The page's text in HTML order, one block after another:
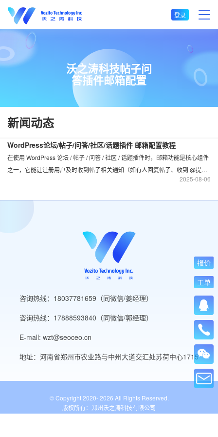
登录
沃之涛科技帖子问
答插件邮箱配置
新闻动态
08-06
2025
WordPress论坛/帖子/问答/社区/话题插件 邮箱配置教程
在使用 WordPress 论坛 / 帖子 / 问答 / 社区 / 话题插件时，邮箱功能是核心组件
之一，它能让注册用户及时收到帖子相关通知（如有人回复帖子、收到 @提醒
等）。需要注意的是，该功能仅对已授权的插件开放，未授权用户需先完成授
咨询热线：18037781659（同微信/姜经理）
咨询热线：17888593840（同微信/郭经理）
E-mall: wzt@seoceo.cn
地址：河南省郑州市农业路与中州大道交汇处苏荷中心1715
© Copyright 2020-2026 All Rights Reserved.
版权所有：郑州沃之涛科技有限公司
报价
工单